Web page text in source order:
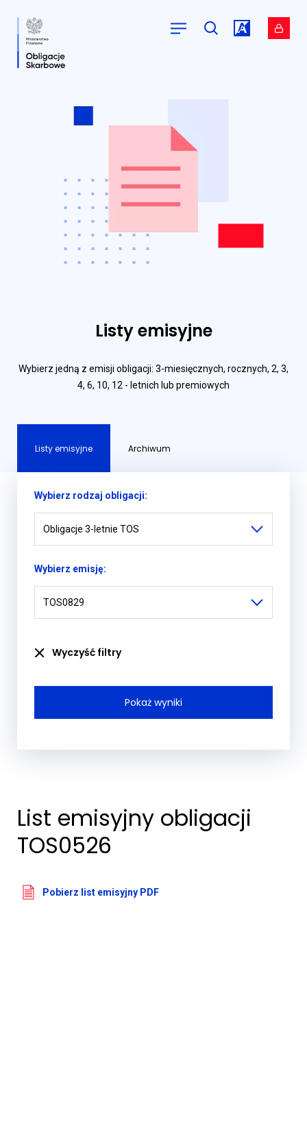
Przejdź do
serwisu.
Listy emisyjne
Wybierz jedną z emisji obligacji: 3-miesięcznych, rocznych, 2, 3,
4, 6, 10, 12 - letnich lub premiowych
Listy emisyjne Archiwum
Wybierz rodzaj obligacji:
Obligacje 3-letnie TOS
Wybierz emisję:
TOS0829
Wyczyść filtry
List emisyjny obligacji
TOS0526
Pobierz list emisyjny PDF